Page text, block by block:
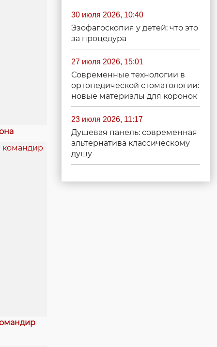
30 июля 2026, 10:40
Эзофагоскопия у детей: что это
за процедура
27 июля 2026, 15:01
Современные технологии в
ортопедической стоматологии:
новые материалы для коронок
23 июля 2026, 11:17
Душевая панель: современная
альтернатива классическому
душу